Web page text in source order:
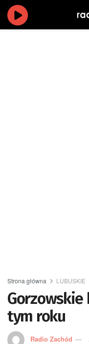
Strona główna LUBUSKIE
tym roku
Radio Zachód